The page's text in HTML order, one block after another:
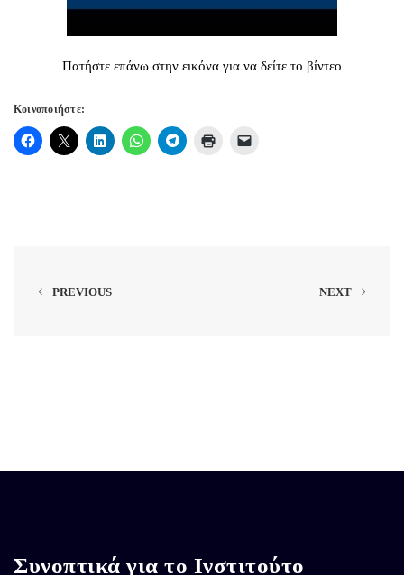
Πατήστε επάνω στην εικόνα για να δείτε το βίντεο
Κοινοποιήστε:
PREVIOUS NEXT
Συνοπτικά για το Ινστιτούτο